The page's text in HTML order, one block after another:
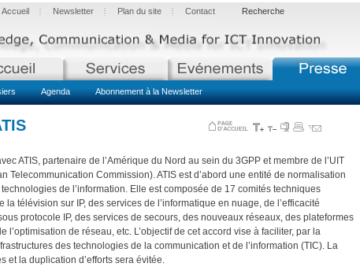
Accueil Newsletter Plan du site Contact Recherche
Agenda Abonnement à la Newsletter
ATIS, partenaire de l’Amérique du Nord au sein du 3GPP et membre de l’UIT
Telecommunication Commission). ATIS est d’abord une entité de normalisation
de l’information. Elle est composée de 17 comités techniques
télévision sur IP, des services de l’informatique en nuage, de l’efficacité
protocole IP, des services de secours, des nouveaux réseaux, des plateformes
l’optimisation de réseau, etc. L’objectif de cet accord vise à faciliter, par la
des technologies de la communication et de l’information (TIC). La
et la duplication d’efforts sera évitée.